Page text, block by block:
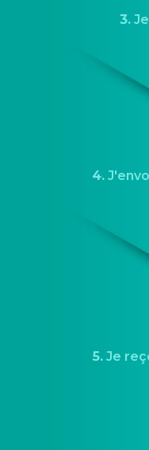
3.
4.
5.Je